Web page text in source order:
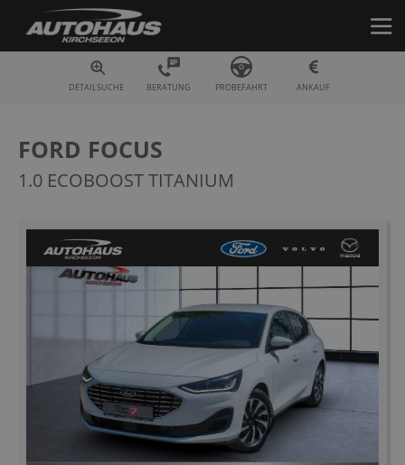
Fahrzeugsuche
DETAILSUCHE BERATUNG PROBEFAHRT ANKAUF
FORD FOCUS
1.0 ECOBOOST TITANIUM
Ende
der
Bildergalerie